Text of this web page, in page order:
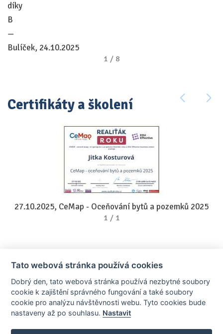
díky
B
—
Bulíček, 24.10.2025
1 / 8
Certifikáty a školení
27.10.2025, CeMap - Oceňování bytů a pozemků 2025
1 / 1
Tato webová stránka používá cookies
Dobrý den, tato webová stránka používá nezbytné soubory
cookie k zajištění správného fungování a také soubory
cookie pro analýzu návštěvnosti webu. Tyto cookies bude
nastaveny až po souhlasu. Nastavit